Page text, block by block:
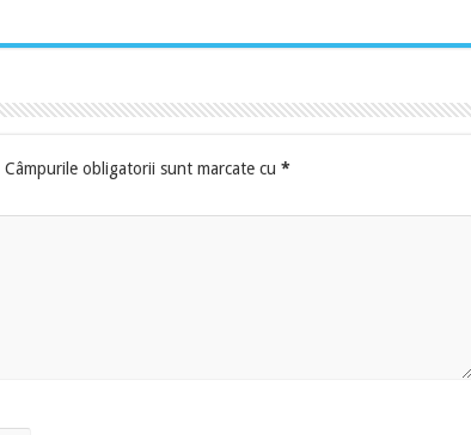
Câmpurile obligatorii sunt marcate cu *